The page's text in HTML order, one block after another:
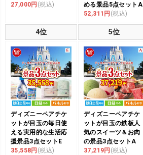
27,000円 (税込)
める景品5点セットA
52,311円 (税込)
4位 5位
ディズニーペアチケ
ットが目玉の毎日使
える実用的な生活応
援景品3点セットE
35,558円 (税込)
ディズニーペアチケ
ットが目玉の鉄板人
気のスイーツ＆お肉
の景品3点セットA
37,219円 (税込)